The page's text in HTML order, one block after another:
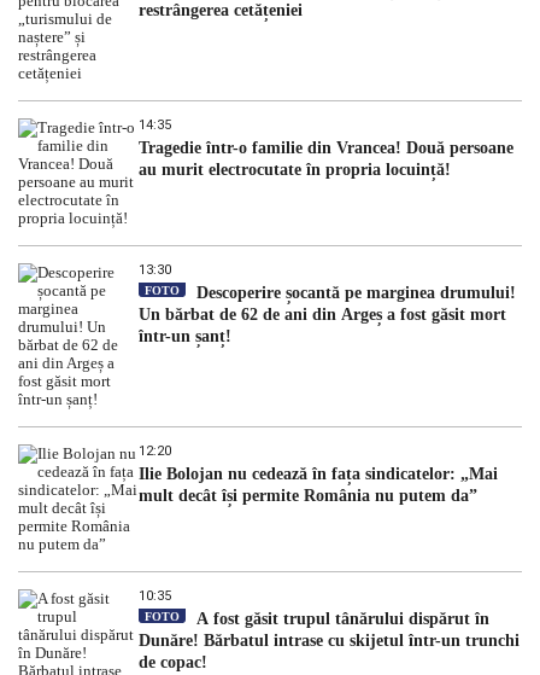
restrângerea cetățeniei
14:35
Tragedie într-o familie din Vrancea! Două persoane
au murit electrocutate în propria locuință!
13:30
FOTO
Descoperire șocantă pe marginea drumului!
Un bărbat de 62 de ani din Argeș a fost găsit mort
într-un șanț!
12:20
Ilie Bolojan nu cedează în fața sindicatelor: „Mai
mult decât își permite România nu putem da”
10:35
FOTO
A fost găsit trupul tânărului dispărut în
Dunăre! Bărbatul intrase cu skijetul într-un trunchi
de copac!